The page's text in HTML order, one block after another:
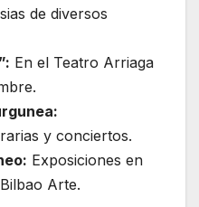
de diversos
En el Teatro Arriaga
y conciertos.
Exposiciones en
Arte.